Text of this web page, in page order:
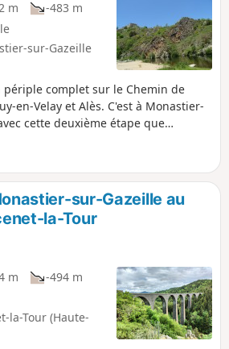
m
-483 m
sur-Gazeille
périple complet sur le Chemin de
en-Velay et Alès. C'est à Monastier-
cette deuxième étape que
tracé suit le GR®70 (balisage Rouge
ci a subi quelques petites
à ce qui est figuré en violet sur la
pour éviter quelques petits tronçons
sur-Gazeille au
la-Tour
m
-494 m
la-Tour (Haute-